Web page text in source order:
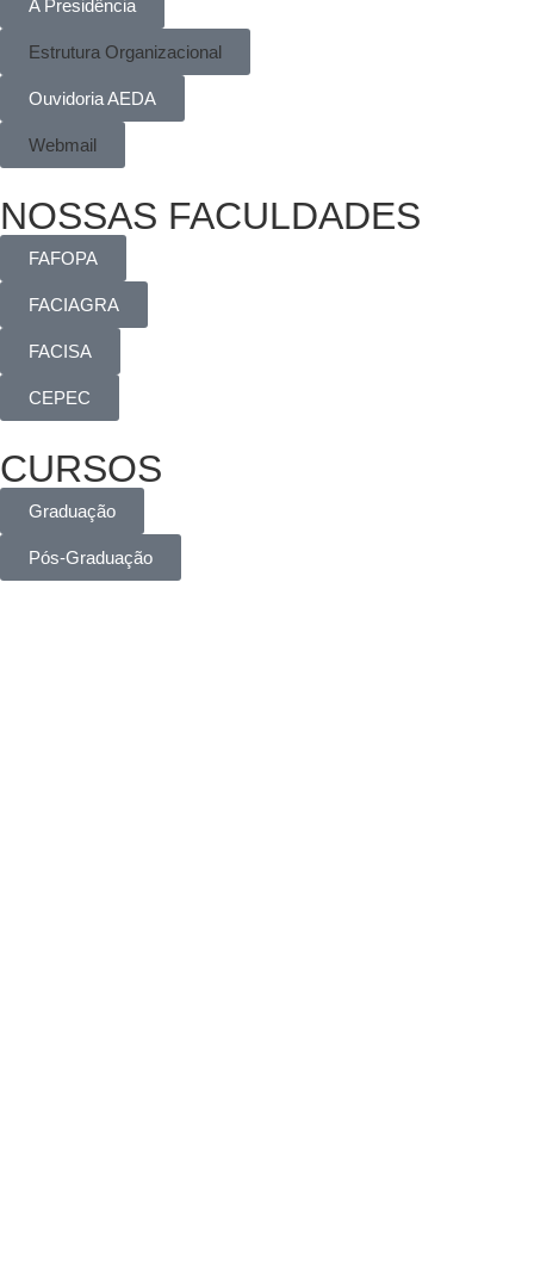
A Presidência
Estrutura Organizacional
Ouvidoria AEDA
Webmail
NOSSAS FACULDADES
FAFOPA
FACIAGRA
FACISA
CEPEC
CURSOS
Graduação
Pós-Graduação